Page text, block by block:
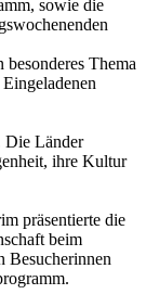
sowie die
besonderes Thema
Die Länder
ihre Kultur
präsentierte die
beim
Besucherinnen